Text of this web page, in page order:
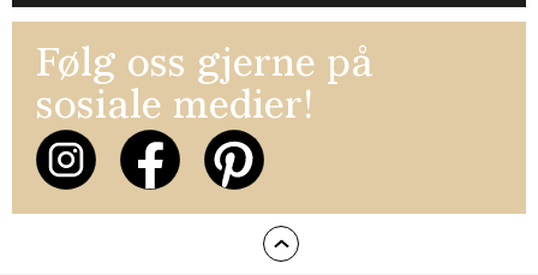
Følg oss gjerne på
sosiale medier!